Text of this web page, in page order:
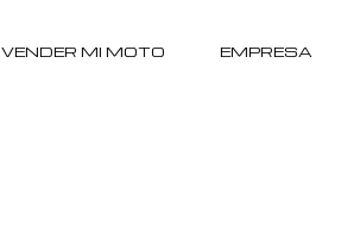
VENDER MI MOTO EMPRESA